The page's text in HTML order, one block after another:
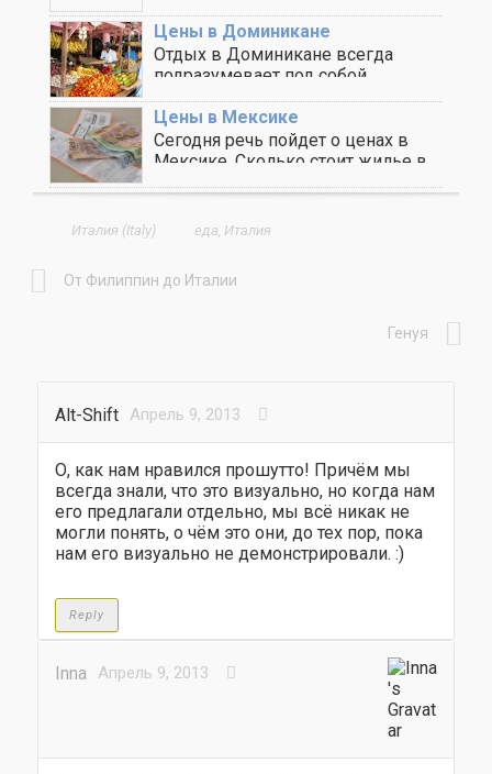
одном из самых крупных ..
Цены в Доминикане
Отдых в Доминикане всегда
подразумевает под собой
кругленькую сумму, даже если
вы ..
Цены в Мексике
Сегодня речь пойдет о ценах в
Мексике. Сколько стоит жилье в
Мексике, ..
Италия (Italy) еда, Италия
От Филиппин до Италии
Генуя
Alt-Shift Апрель 9, 2013
О, как нам нравился прошутто! Причём мы
всегда знали, что это визуально, но когда нам
его предлагали отдельно, мы всё никак не
могли понять, о чём это они, до тех пор, пока
нам его визуально не демонстрировали. :)
Reply
Innа Апрель 9, 2013